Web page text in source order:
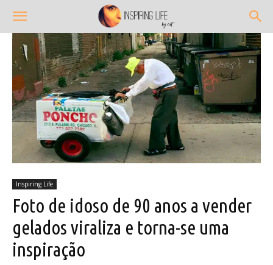
Inspiring Life
Foto de idoso de 90 anos a vender
gelados viraliza e torna-se uma
inspiração